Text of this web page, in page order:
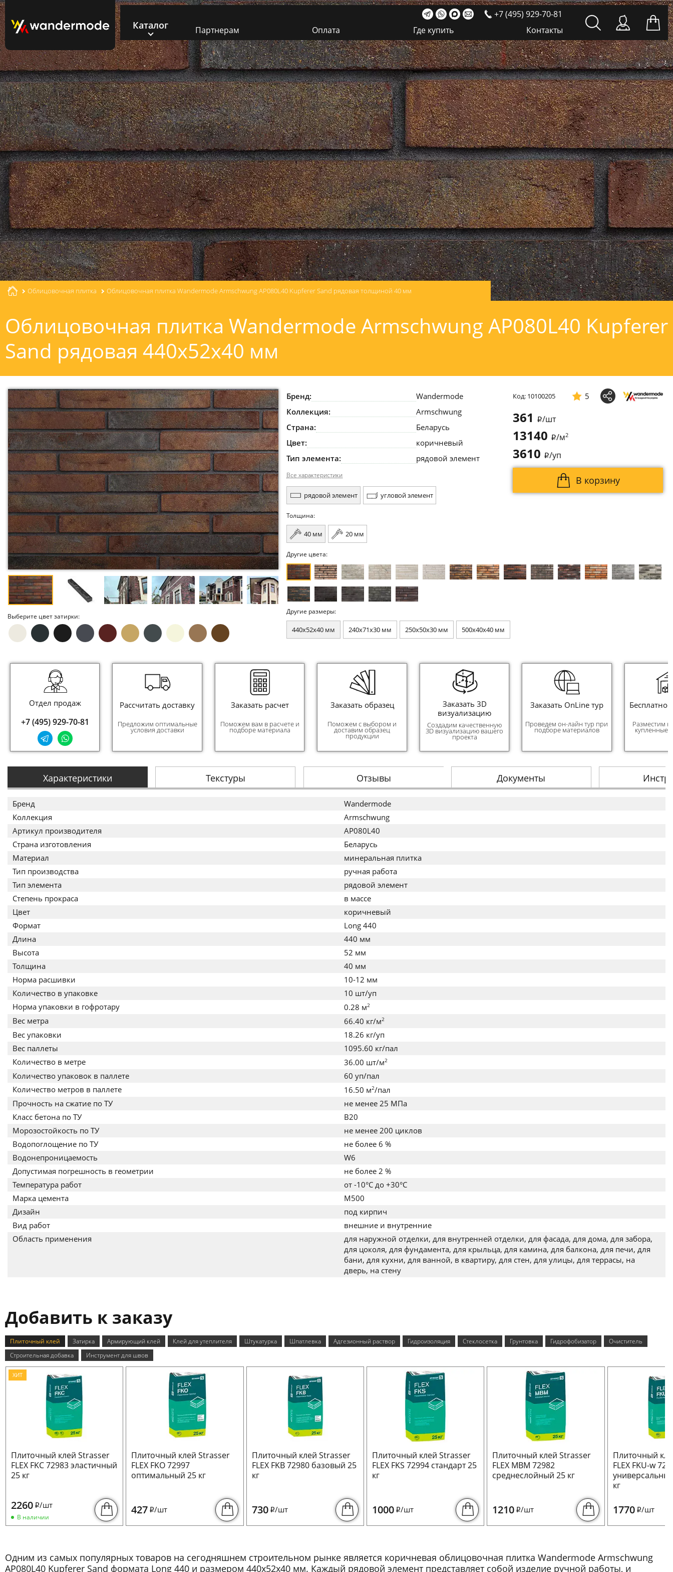
Каталог
+7 (495) 929-70-81
Партнерам
Оплата Где купить Контакты
Облицовочная плитка Облицовочная плитка Wandermode Armschwung AP080L40 Kupferer Sand рядовая толщиной 40 мм
Облицовочная плитка Wandermode Armschwung AP080L40 Kupferer
Sand рядовая 440x52x40 мм
Выберите цвет затирки:
Бренд:
Wandermode
Коллекция:
Armschwung
Страна:
Беларусь
Цвет:
коричневый
Тип элемента:
рядовой элемент
Все характеристики
рядовой элемент угловой элемент
Толщина:
40 мм 20 мм
Код: 10100205 5
361 i/шт
13140 i/м2
3610 i/уп
В корзину
Другие цвета:
Другие размеры:
440x52x40 мм 240x71x30 мм 250x50x30 мм 500x40x40 мм
Отдел продаж
+7 (495) 929-70-81
Рассчитать доставку
Предложим оптимальные
условия доставки
Заказать расчет
Поможем вам в расчете и
подборе материала
Заказать образец
Поможем с выбором и
доставим образец
продукции
Заказать 3D
визуализацию
Создадим качественную
3D визуализацию вашего
проекта
Заказать OnLine тур
Проведем он-лайн тур при
подборе материалов
Разместим
купленные
Характеристики Текстуры Отзывы Документы
Бренд
Wandermode
Коллекция
Armschwung
Артикул производителя
AP080L40
Страна изготовления
Беларусь
Материал
минеральная плитка
Тип производства
ручная работа
Тип элемента
рядовой элемент
Степень прокраса
в массе
Цвет
коричневый
Формат
Long 440
Длина
440 мм
Высота
52 мм
Толщина
40 мм
Норма расшивки
10-12 мм
Количество в упаковке
10 шт/уп
Норма упаковки в гофротару
0.28 м2
Вес метра 66.40 кг/м2
Вес упаковки
18.26 кг/уп
Вес паллеты
1095.60 кг/пал
Количество в метре
36.00 шт/м2
Количество упаковок в паллете
60 уп/пал
Количество метров в паллете
16.50 м2/пал
Прочность на сжатие по ТУ
не менее 25 МПа
Класс бетона по ТУ
B20
Морозостойкость по ТУ
не менее 200 циклов
Водопоглощение по ТУ
не более 6 %
Водонепроницаемость
W6
Допустимая погрешность в геометрии
не более 2 %
Температура работ
от -10°C до +30°C
Марка цемента
M500
Дизайн
под кирпич
Вид работ
внешние и внутренние
Область применения
для наружной отделки, для внутренней отделки, для фасада, для дома, для забора,
для цоколя, для фундамента, для крыльца, для камина, для балкона, для печи, для
бани, для кухни, для ванной, в квартиру, для стен, для улицы, для террасы, на
дверь, на стену
Добавить к заказу
Плиточный клей Затирка Армирующий клей Клей для утеплителя Штукатурка Шпатлевка Адгезионный раствор Гидроизоляция Стеклосетка Грунтовка Гидрофобизатор
Очиститель
Строительная добавка
Инструмент для швов
ХИТ
Плиточный клей Strasser
FLEX FKC 72983 эластичный
25 кг
2260 i/шт
В наличии
Плиточный клей Strasser
FLEX FKO 72997
оптимальный 25 кг
427 i/шт
Плиточный клей Strasser
FLEX FKB 72980 базовый 25
кг
730 i/шт
Плиточный клей Strasser
FLEX FKS 72994 стандарт 25
кг
1000 i/шт
Плиточный клей Strasser
FLEX MBM 72982
среднеслойный 25 кг
1210 i/шт
Плиточный
FLEX FKU-w
кг
1770 i/шт
Одним из самых популярных товаров на сегодняшнем строительном рынке является коричневая облицовочная плитка Wandermode Armschwung
AP080L40 Kupferer Sand формата Long 440 и размером 440x52x40 мм. Каждый рядовой элемент представляет собой изделие ручной работы, и